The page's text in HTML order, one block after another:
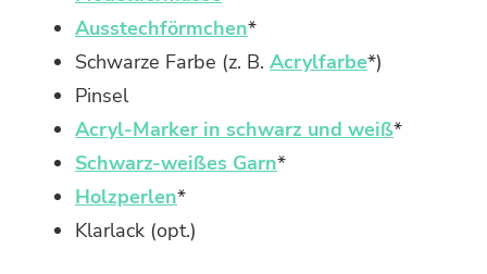
Ausstechförmchen*
Schwarze Farbe (z. B. Acrylfarbe*)
Pinsel
Acryl-Marker in schwarz und weiß*
Schwarz-weißes Garn*
Holzperlen*
Klarlack (opt.)